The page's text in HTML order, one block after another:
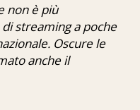
non è più
streaming a poche
Oscure le
anche il